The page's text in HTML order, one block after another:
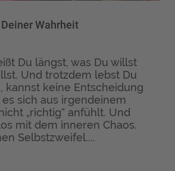
Wahrheit
Du längst, was Du willst
Und trotzdem lebst Du
kannst keine Entscheidung
sich aus irgendeinem
„richtig“ anfühlt. Und
mit dem inneren Chaos.
Selbstzweifel....